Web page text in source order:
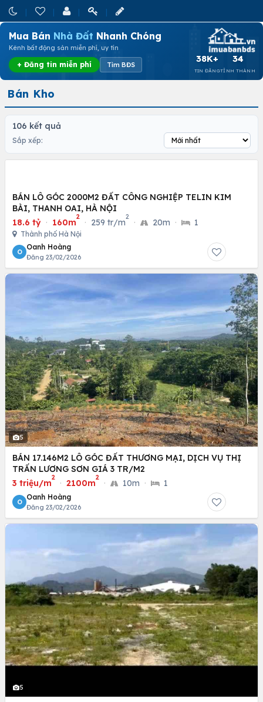
Mua Bán Nhà Đất Nhanh Chóng
Kênh bất động sản miễn phí, uy tín
+ Đăng tin miễn phí Tìm BĐS
38K+
TIN ĐĂNG
34
TỈNH THÀNH
Bán Kho
106 kết quả
Sắp xếp:
BÁN LÔ GÓC 2000M2 ĐẤT CÔNG NGHIỆP TELIN KIM
BÀI, THANH OAI, HÀ NỘI
18.6 tỷ · 160m
2
· 259 tr/m
2
· 20m · 1
Thành phố Hà Nội
O
Oanh Hoàng
Đăng 23/02/2026
5
BÁN 17.146M2 LÔ GÓC ĐẤT THƯƠNG MẠI, DỊCH VỤ THỊ
TRẤN LƯƠNG SƠN GIÁ 3 TR/M2
3 triệu/m
2
· 2100m
2
· 10m · 1
O
Oanh Hoàng
Đăng 23/02/2026
5